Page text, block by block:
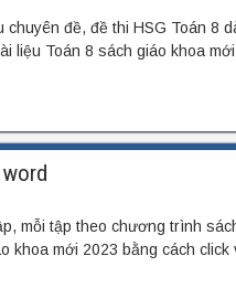
đề, đề thi HSG Toán 8
liệu Toán 8 sách giáo khoa
mỗi tập theo chương trình
khoa mới 2023 bằng cách click